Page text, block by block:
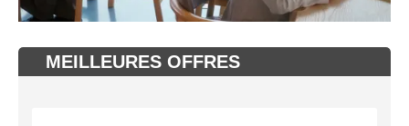
MEILLEURES OFFRES